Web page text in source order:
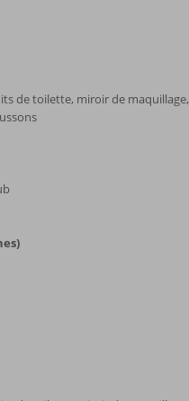
de toilette, miroir de maquillage,